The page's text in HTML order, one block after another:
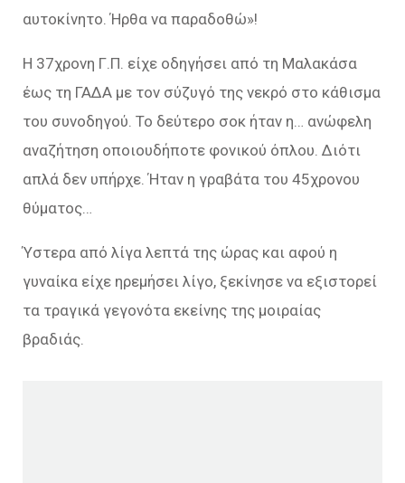
αυτοκίνητο. Ήρθα να παραδοθώ»!
Η 37χρονη Γ.Π. είχε οδηγήσει από τη Μαλακάσα
έως τη ΓΑΔΑ με τον σύζυγό της νεκρό στο κάθισμα
του συνοδηγού. Το δεύτερο σοκ ήταν η… ανώφελη
αναζήτηση οποιουδήποτε φονικού όπλου. Διότι
απλά δεν υπήρχε. Ήταν η γραβάτα του 45χρονου
θύματος…
Ύστερα από λίγα λεπτά της ώρας και αφού η
γυναίκα είχε ηρεμήσει λίγο, ξεκίνησε να εξιστορεί
τα τραγικά γεγονότα εκείνης της μοιραίας
βραδιάς.